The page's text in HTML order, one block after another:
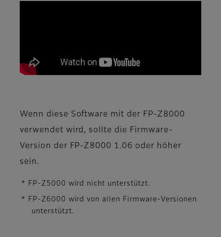
Wenn diese Software mit der FP-Z8000
verwendet wird, sollte die Firmware-
Version der FP-Z8000 1.06 oder höher
sein.
* FP-Z5000 wird nicht unterstützt.
* FP-Z6000 wird von allen Firmware-Versionen
unterstützt.